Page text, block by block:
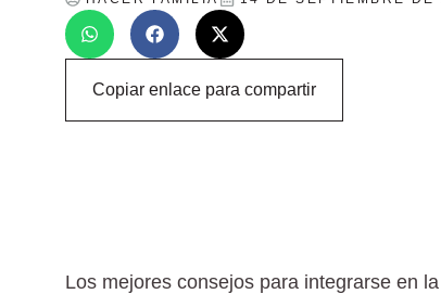
Copiar enlace para compartir
Los mejores consejos para integrarse en